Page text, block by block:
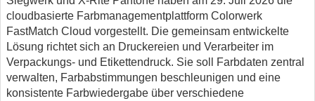
cloudbasierte Farbmanagementplattform Colorwerk
FastMatch Cloud vorgestellt. Die gemeinsam entwickelte
Lösung richtet sich an Druckereien und Verarbeiter im
Verpackungs- und Etikettendruck. Sie soll Farbdaten zentral
verwalten, Farbabstimmungen beschleunigen und eine
konsistente Farbwiedergabe über verschiedene